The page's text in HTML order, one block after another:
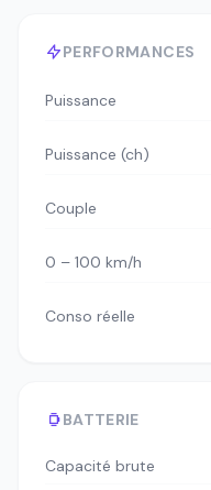
PERFORMANCES
Puissance
Puissance (ch)
Couple
0 – 100 km/h
Conso réelle
BATTERIE
Capacité brute